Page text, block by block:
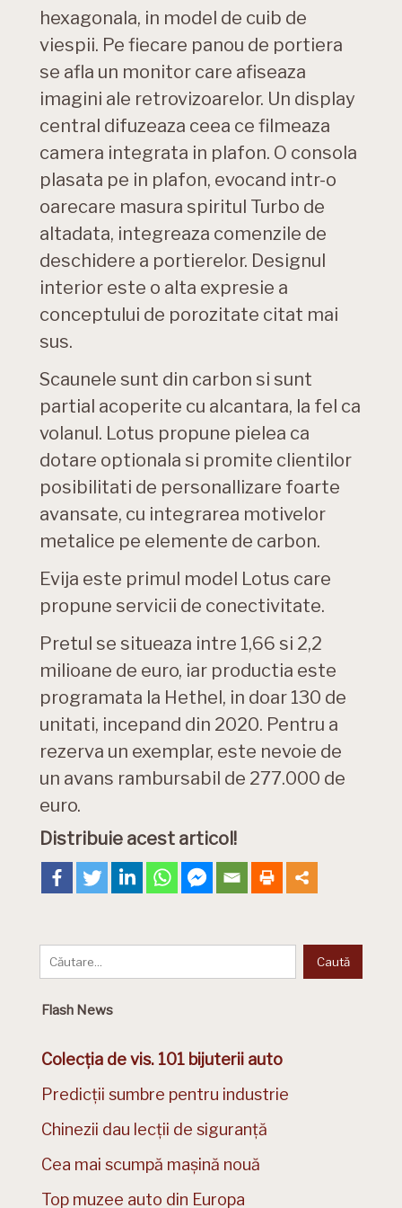
hexagonala, in model de cuib de
viespii. Pe fiecare panou de portiera
se afla un monitor care afiseaza
imagini ale retrovizoarelor. Un display
central difuzeaza ceea ce filmeaza
camera integrata in plafon. O consola
plasata pe in plafon, evocand intr-o
oarecare masura spiritul Turbo de
altadata, integreaza comenzile de
deschidere a portierelor. Designul
interior este o alta expresie a
conceptului de porozitate citat mai
sus.
Scaunele sunt din carbon si sunt
partial acoperite cu alcantara, la fel ca
volanul. Lotus propune pielea ca
dotare optionala si promite clientilor
posibilitati de personallizare foarte
avansate, cu integrarea motivelor
metalice pe elemente de carbon.
Evija este primul model Lotus care
propune servicii de conectivitate.
Pretul se situeaza intre 1,66 si 2,2
milioane de euro, iar productia este
programata la Hethel, in doar 130 de
unitati, incepand din 2020. Pentru a
rezerva un exemplar, este nevoie de
un avans rambursabil de 277.000 de
euro.
Distribuie acest articol!
Flash News
Colecția de vis. 101 bijuterii auto
Predicții sumbre pentru industrie
Chinezii dau lecții de siguranță
Cea mai scumpă mașină nouă
Top muzee auto din Europa